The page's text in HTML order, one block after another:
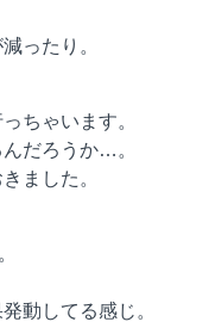
ったり。
ちゃいます。
だろうか…。
ました。
動してる感じ。